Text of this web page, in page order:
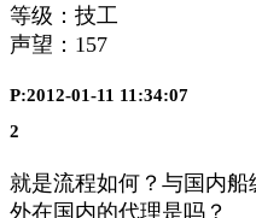
等级：技工
声望： 157
P:2012-01-11 11:34:07
2
就是流程如何？与国内
外在国内的代理是吗？